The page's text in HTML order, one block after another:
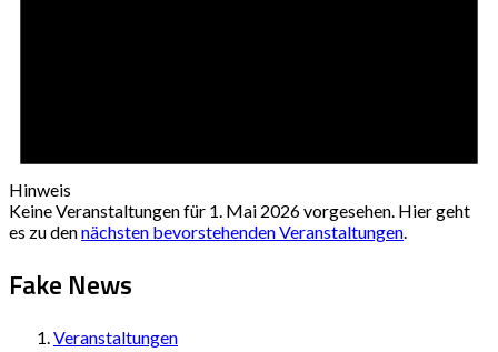
Hinweis
Keine Veranstaltungen für 1. Mai 2026 vorgesehen. Hier geht
es zu dennächsten bevorstehenden Veranstaltungen.
Fake News
Veranstaltungen